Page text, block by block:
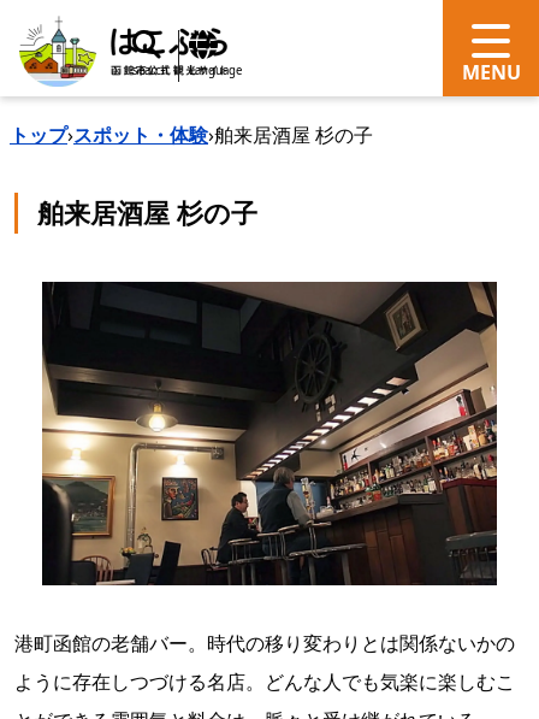
search Language
トップ›スポット・体験›舶来居酒屋 杉の子
舶来居酒屋 杉の子
港町函館の老舗バー。時代の移り変わりとは関係ないかの
ように存在しつづける名店。どんな人でも気楽に楽しむこ